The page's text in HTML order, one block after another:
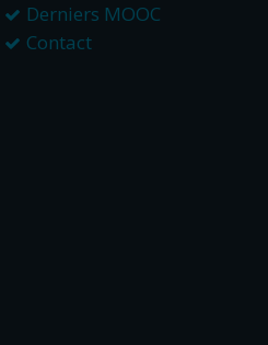
Derniers MOOC
Contact